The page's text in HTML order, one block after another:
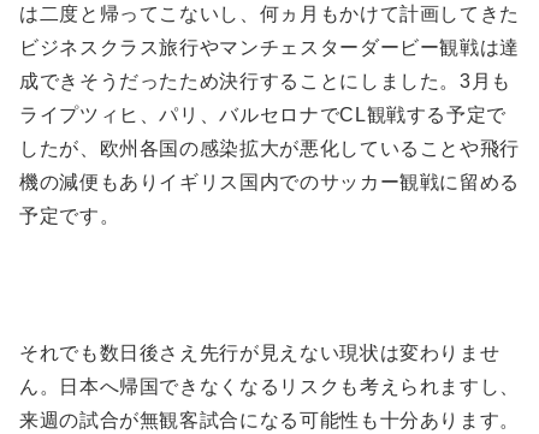
は二度と帰ってこないし、何ヵ月もかけて計画してきた
ビジネスクラス旅行やマンチェスターダービー観戦は達
成できそうだったため決行することにしました。3月も
ライプツィヒ、パリ、バルセロナでCL観戦する予定で
したが、欧州各国の感染拡大が悪化していることや飛行
機の減便もありイギリス国内でのサッカー観戦に留める
予定です。
それでも数日後さえ先行が見えない現状は変わりませ
ん。日本へ帰国できなくなるリスクも考えられますし、
来週の試合が無観客試合になる可能性も十分あります。